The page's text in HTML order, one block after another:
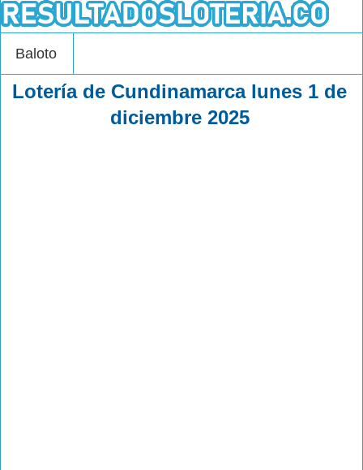
Baloto
Lotería de Cundinamarca lunes 1 de
diciembre 2025